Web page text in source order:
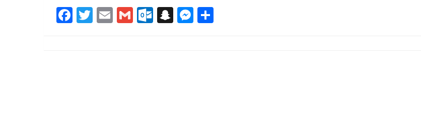
Facebook
Twitter
EmailGmailOutlook.com
Snapchat
Messenger